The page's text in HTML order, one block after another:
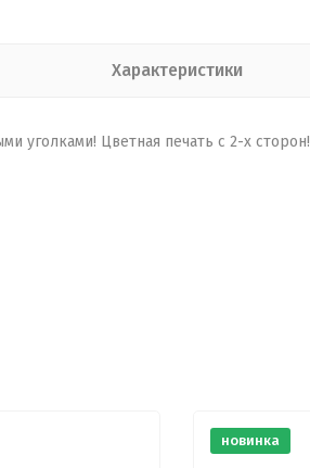
Характеристики
уголками! Цветная печать с 2-х сторон!
новинка